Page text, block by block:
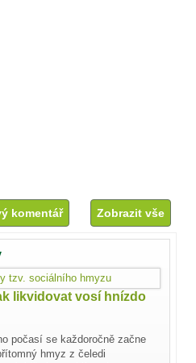
komentář Zobrazit vše
likvidovat vosí hnízdo
počasí se každoročně začne
hmyz z čeledi